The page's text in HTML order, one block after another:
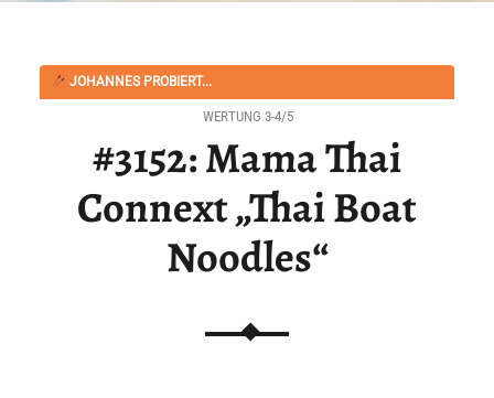
JOHANNES PROBIERT...
#3152: Mama Thai
Connext „Thai Boat
Noodles“
WERTUNG 3-4/5